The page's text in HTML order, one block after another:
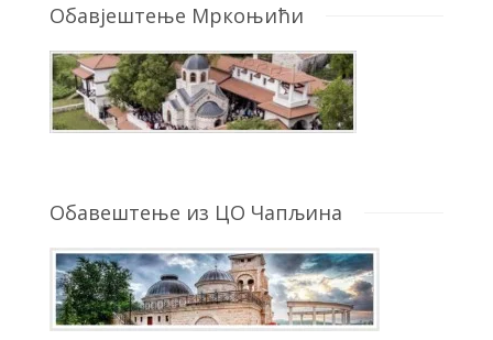
Обавјештење Мркоњићи
Обавештење из ЦО Чапљина